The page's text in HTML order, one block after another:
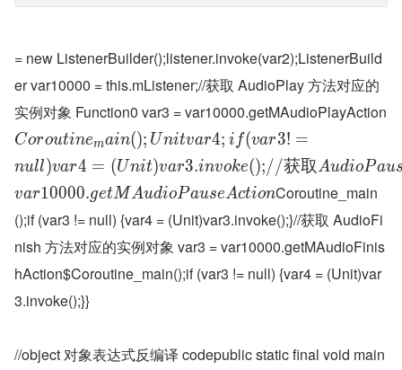
= new ListenerBuilder();listener.invoke(var2);ListenerBuild
er var10000 = this.mListener;//获取 AudioPlay 方法对应的
实例对象 Function0 var3 = var10000.getMAudioPlayAction
Coroutinemain(); Unitvar4; i f(var3! =
null )var4 = (Unit)var3.invoke();//获取AudioPau
var10000.getMAudioPauseActionCoroutine_main
();if (var3 != null) {var4 = (Unit)var3.invoke();}//获取 AudioFi
nish 方法对应的实例对象 var3 = var10000.getMAudioFinis
hAction$Coroutine_main();if (var3 != null) {var4 = (Unit)var
3.invoke();}}
//object 对象表达式反编译 codepublic static final void main